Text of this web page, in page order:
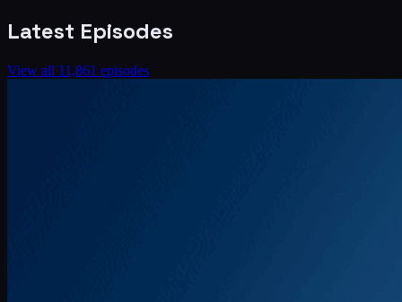
Latest Episodes
View all 11,861 episodes